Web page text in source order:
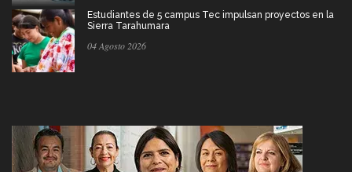
Estudiantes de 5 campus Tec impulsan proyectos en la
Sierra Tarahumara
04 Agosto 2026